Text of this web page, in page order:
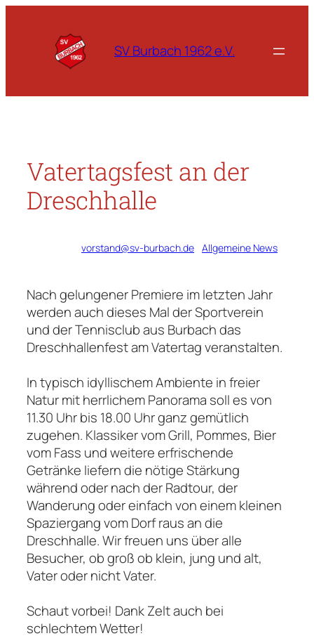
springen
SV Burbach 1962 e.V.
Vatertagsfest an der
Dreschhalle
vorstand@sv-burbach.de Allgemeine News
Nach gelungener Premiere im letzten Jahr
werden auch dieses Mal der Sportverein
und der Tennisclub aus Burbach das
Dreschhallenfest am Vatertag veranstalten.
In typisch idyllischem Ambiente in freier
Natur mit herrlichem Panorama soll es von
11.30 Uhr bis 18.00 Uhr ganz gemütlich
zugehen. Klassiker vom Grill, Pommes, Bier
vom Fass und weitere erfrischende
Getränke liefern die nötige Stärkung
während oder nach der Radtour, der
Wanderung oder einfach von einem kleinen
Spaziergang vom Dorf raus an die
Dreschhalle. Wir freuen uns über alle
Besucher, ob groß ob klein, jung und alt,
Vater oder nicht Vater.
Schaut vorbei! Dank Zelt auch bei
schlechtem Wetter!